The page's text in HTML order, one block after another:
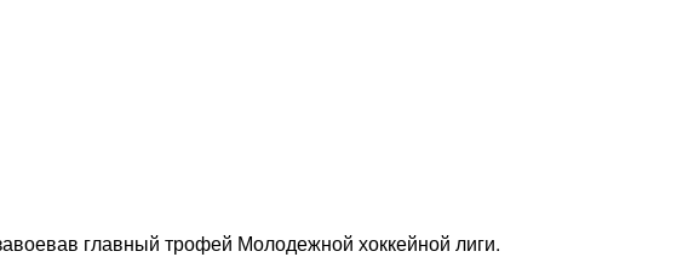
главный трофей Молодежной хоккейной лиги.